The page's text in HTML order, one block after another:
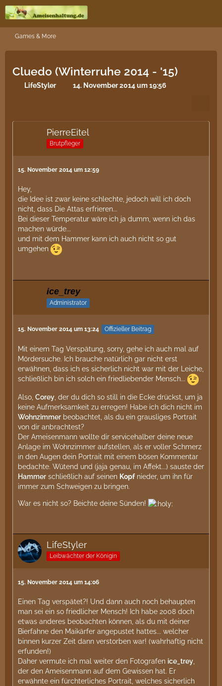
Games & More
Cluedo (Winterruhe 2014 - '15)
LifeStyler 14. November 2014 um 19:56
PierreEitel
Brutpfleger
15. November 2014 um 12:59
Hey,
die Idee ist zwar keine schlechte, jedoch will ich doch
nicht, dass Die Attas erfrieren...
Bei dieser Temperatur wäre ich ja dumm, wenn ich das
machen würde...
und mit dem Hammer kann ich auch nicht so gut
umgehen
ice_trey
Administrator
15. November 2014 um 13:24 Offizieller Beitrag
Mit einem Tag Verspätung, sorry, gehe ich auch mal auf
Mördersuche. Ich brauche natürlich gar nicht erst
erwähnen, dass ich es sicherlich nicht war mit der Leiche,
schließlich bin ich solch ein friedliebender Mensch...
Also, Corey , der du dich so still in die Ecke drückst, um ja
keine Aufmerksamkeit zu erregen! Habe ich dich nicht im
Wohnzimmer beobachtet, als du ein grausliges Portrait
von dir anbrachtest?
Der Ameisenmann wollte dir servicehalber deine neue
Anlage im Wohnzimmer aufstellen, als er voller Schmerz
in den Augen dein Portrait mit einem bösen Kommentar
bedachte. Wütend und (jaja genau, im Affekt...) sauste der
Hammer schließlich auf seinen Kopfnieder, um ihn für
immer zum Schweigen zu bringen.
War es nicht so? Beichte deine Sünden!
LifeStyler
Leibwächter der Königin
15. November 2014 um 14:06
Einen Tag verspätet?! Und dann auch noch behaupten
man sei ein so friedlicher Mensch! Ich habe 2008 doch
etwas anderes beobachten können, als du mit deiner
Bierfahne den Maikärfer angepustet hattes... welcher
binnen kurzer Zeit dann verstorben war! (wahrhaftig nicht
erfunden!)
Daher vermute ich mal weiter den Fotografen ice_trey,
der den Ameisenmann auf dem Gewissen hat. Er
erwähnte ein fürchterliches Portrait, welches sicherlich